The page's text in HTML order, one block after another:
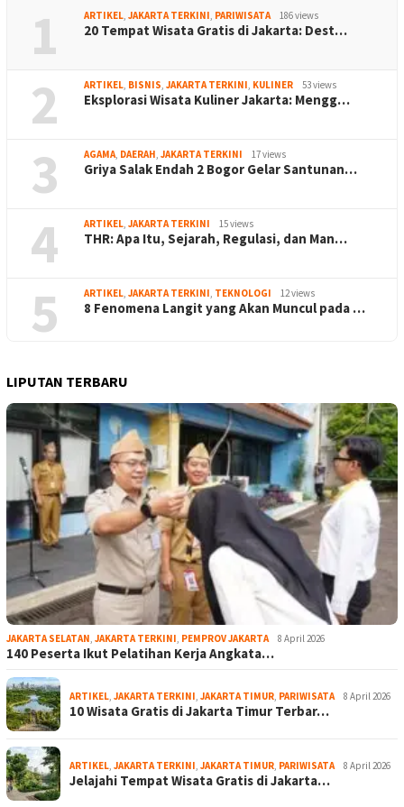
1 ARTIKEL, JAKARTA TERKINI, PARIWISATA 186 views
20 Tempat Wisata Gratis di Jakarta: Dest…
2 ARTIKEL, BISNIS, JAKARTA TERKINI, KULINER 53 views
Eksplorasi Wisata Kuliner Jakarta: Mengg…
3 AGAMA, DAERAH, JAKARTA TERKINI 17 views
Griya Salak Endah 2 Bogor Gelar Santunan…
4 ARTIKEL, JAKARTA TERKINI 15 views
THR: Apa Itu, Sejarah, Regulasi, dan Man…
5 ARTIKEL, JAKARTA TERKINI, TEKNOLOGI 12 views
8 Fenomena Langit yang Akan Muncul pada …
LIPUTAN TERBARU
JAKARTA SELATAN, JAKARTA TERKINI, PEMPROV JAKARTA 8 April 2026
140 Peserta Ikut Pelatihan Kerja Angkata…
ARTIKEL, JAKARTA TERKINI, JAKARTA TIMUR, PARIWISATA 8 April 2026
10 Wisata Gratis di Jakarta Timur Terbar…
ARTIKEL, JAKARTA TERKINI, JAKARTA TIMUR, PARIWISATA 8 April 2026
Jelajahi Tempat Wisata Gratis di Jakarta…